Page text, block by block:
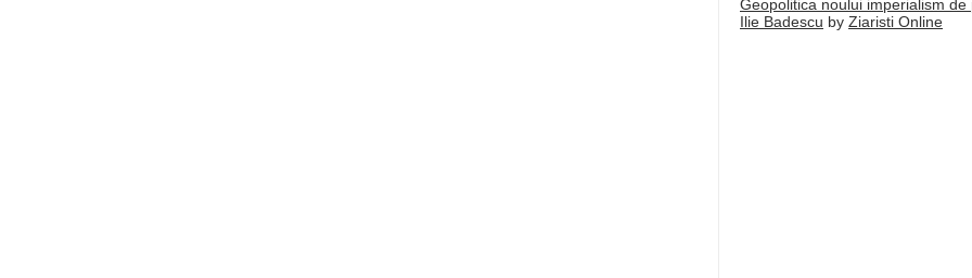
Geopolitica noului imperialism de
Ilie Badescu by Ziaristi Online